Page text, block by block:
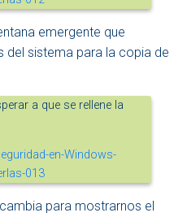
emergente que
del sistema para la copia de
a que se rellene la
para mostrarnos el